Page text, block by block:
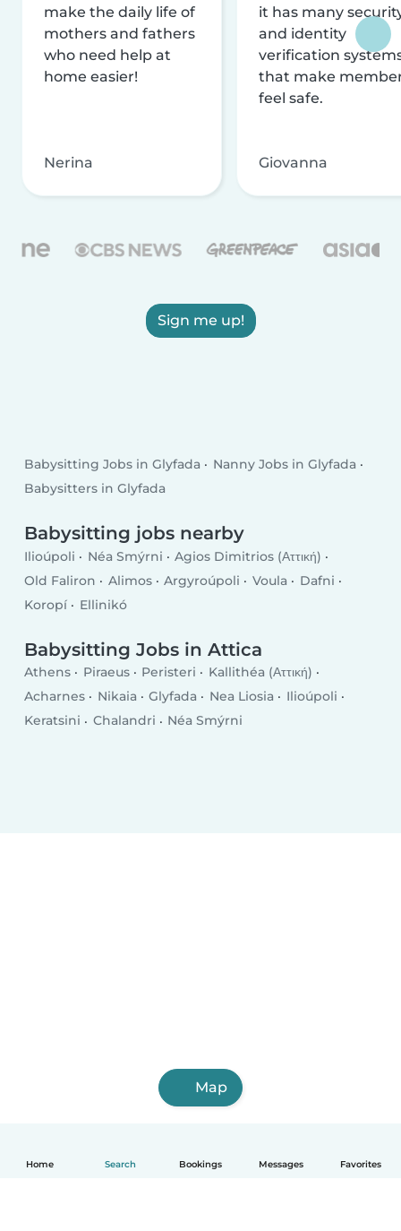
Home Search Bookings Messages Favorites
make the daily life of
mothers and fathers
who need help at
home easier!
Nerina
it has many
and identity
verification
that make
feel safe.
Giovanna
Sign me up!
Babysitting Jobs in Glyfada
Nanny Jobs in Glyfada
Babysitters in Glyfada
Babysitting jobs nearby
Ilioúpoli Néa Smýrni
Agios Dimitrios (Αττική)
Old Faliron
Alimos Argyroúpoli Voula
Dafni
Koropí
Ellinikó
Babysitting Jobs in Attica
Athens Piraeus Peristeri
Kallithéa (Αττική)
Acharnes
Nikaia Glyfada Nea Liosia
Ilioúpoli
Keratsini
Chalandri Néa Smýrni
Map